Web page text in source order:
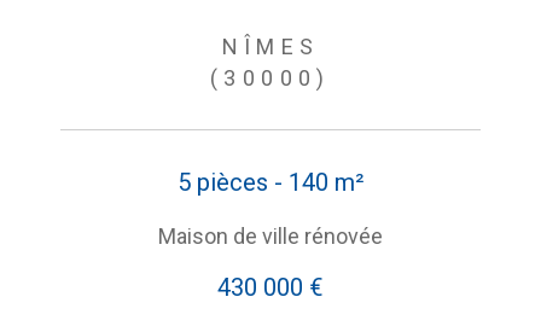
NÎMES
(30000)
5 pièces - 140 m²
Maison de ville rénovée
430 000 €